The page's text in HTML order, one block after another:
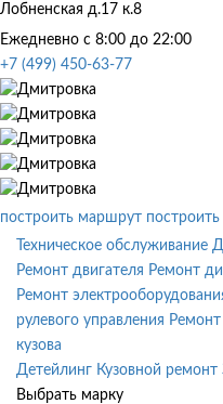
Лобненская д.17 к.8
Ежедневно с 8:00 до 22:00
+7 (499) 450-63-77
построить маршрут
Техническое обслуживание
Ремонт двигателя Ремонт
Ремонт
рулевого управления
кузова
Детейлинг Кузовной ремонт
Выбрать марку